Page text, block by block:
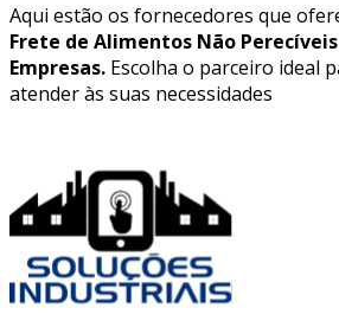
Aqui estão os fornecedores que
Frete de Alimentos Não
Empresas. Escolha o parceiro ideal
atender às suas necessidades